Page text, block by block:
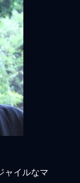
ャイルなマ